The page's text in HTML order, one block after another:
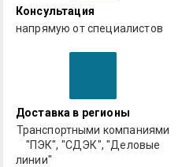
Консультация
напрямую от специалистов
Доставка в регионы
Транспортными компаниями
"ПЭК", "СДЭК", "Деловые
линии"